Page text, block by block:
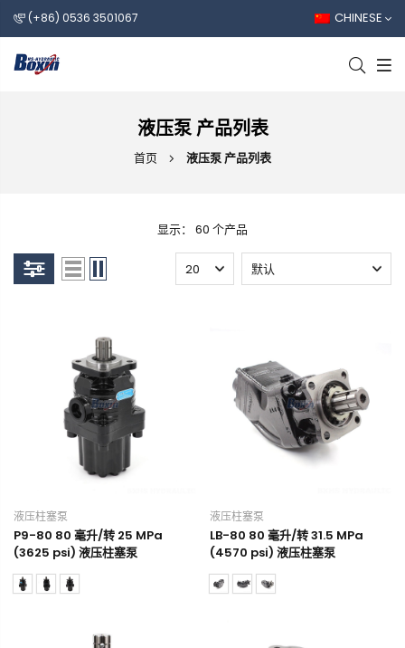
(+86) 0536 3501067 CHINESE
液压泵 产品列表
首页 液压泵 产品列表
显示： 60 个产品
液压柱塞泵
P9-80 80 毫升/转 25 MPa
(3625 psi) 液压柱塞泵
液压柱塞泵
LB-80 80 毫升/转 31.5 MPa
(4570 psi) 液压柱塞泵